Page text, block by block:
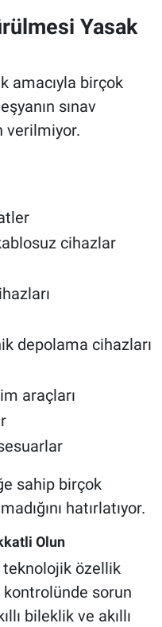
Yasak
amacıyla birçok
sınav
verilmiyor.
cihazlar
depolama cihazları
araçları
sahip birçok
hatırlatıyor.
Olun
teknolojik özellik
kontrolünde sorun
bileklik ve akıllı